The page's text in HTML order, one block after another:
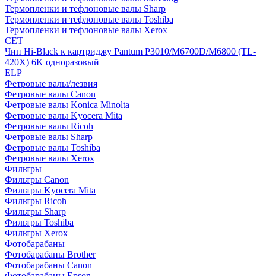
Термопленки и тефлоновые валы Sharp
Термопленки и тефлоновые валы Toshiba
Термопленки и тефлоновые валы Xerox
CET
Чип Hi-Black к картриджу Pantum P3010/M6700D/M6800 (TL-
420X) 6K одноразовый
ELP
Фетровые валы/лезвия
Фетровые валы Canon
Фетровые валы Konica Minolta
Фетровые валы Kyocera Mita
Фетровые валы Ricoh
Фетровые валы Sharp
Фетровые валы Toshiba
Фетровые валы Xerox
Фильтры
Фильтры Canon
Фильтры Kyocera Mita
Фильтры Ricoh
Фильтры Sharp
Фильтры Toshiba
Фильтры Xerox
Фотобарабаны
Фотобарабаны Brother
Фотобарабаны Canon